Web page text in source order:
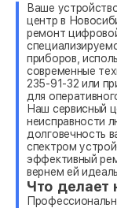
Ваше
центр в
ремонт
приборов,
современные
235-91-32 или
для
Наш сервисный
неисправности
долговечность
спектром
эффективный
вернем ей
Что делает